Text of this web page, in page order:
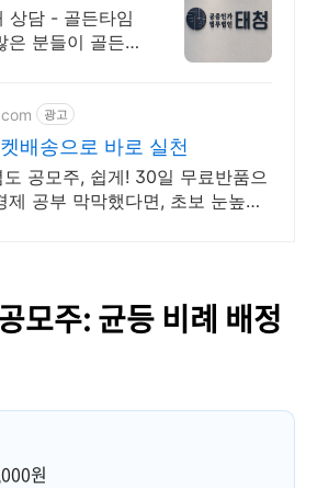
상담 - 골든타임
은 분들이 골든
광고
배송으로 바로 실천
공모주, 쉽게! 30일 무료반품으
제 공부 막막했다면, 초보 눈높이
모주: 균등 비례 배정
원